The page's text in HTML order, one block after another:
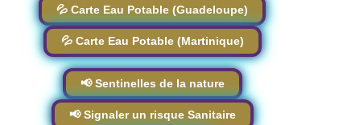
💦 Carte Eau Potable (Guadeloupe)
💦 Carte Eau Potable (Martinique)
📢 Sentinelles de la nature
📢 Signaler un risque Sanitaire